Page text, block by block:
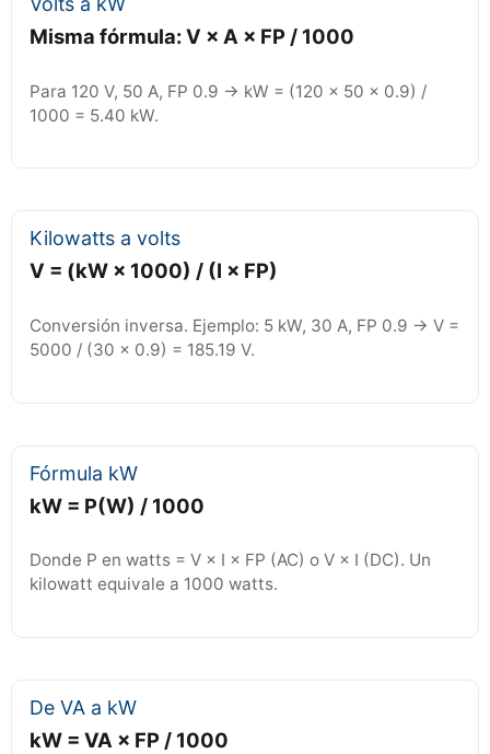
Misma fórmula: V × A × FP / 1000
Para 120 V, 50 A, FP 0.9 → kW = (120 × 50 × 0.9) /
1000 = 5.40 kW.
Kilowatts a volts
V = (kW × 1000) / (I × FP)
Conversión inversa. Ejemplo: 5 kW, 30 A, FP 0.9 → V =
5000 / (30 × 0.9) = 185.19 V.
Fórmula kW
kW = P(W) / 1000
Donde P en watts = V × I × FP (AC) o V × I (DC). Un
kilowatt equivale a 1000 watts.
De VA a kW
kW = VA × FP / 1000